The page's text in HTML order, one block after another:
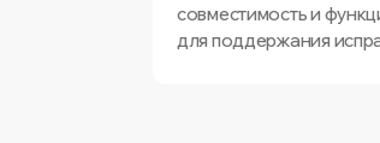
совместимость и
для поддержания